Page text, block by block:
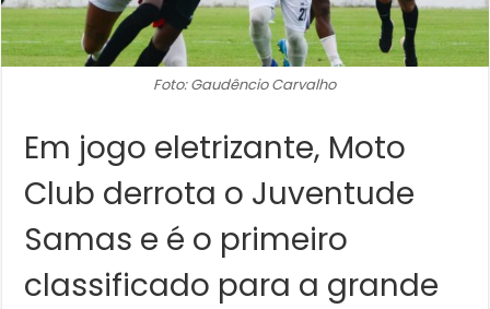
Foto: Gaudêncio Carvalho
Em jogo eletrizante, Moto
Club derrota o Juventude
Samas e é o primeiro
classificado para a grande